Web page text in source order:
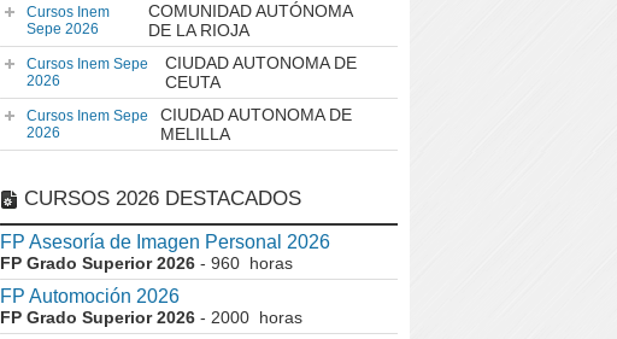
Cursos Inem
Sepe 2026
COMUNIDAD AUTÓNOMA
DE LA RIOJA
Cursos Inem Sepe
2026
CIUDAD AUTONOMA DE
CEUTA
Cursos Inem Sepe
2026
CIUDAD AUTONOMA DE
MELILLA
CURSOS 2026 DESTACADOS
FP Asesoría de Imagen Personal 2026
FP Grado Superior 2026 - 960 horas
FP Automoción 2026
FP Grado Superior 2026 - 2000 horas